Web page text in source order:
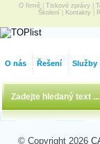
O firmě Tiskové zprávy
Školení
Kontakty
O nás Řešení Služby
© Copyright 2026